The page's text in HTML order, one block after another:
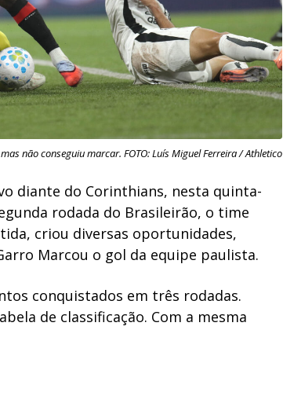
não conseguiu marcar. FOTO: Luís Miguel Ferreira / Athletico
diante do Corinthians, nesta quinta-
rodada do Brasileirão, o time
criou diversas oportunidades,
Marcou o gol da equipe paulista.
conquistados em três rodadas.
de classificação. Com a mesma